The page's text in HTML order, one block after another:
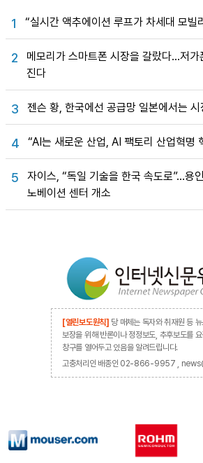
1 “실시간 액추에이션 루프가 차세대 모빌
2
메모리가 스마트폰 시장을 갈랐다…저가
진다
3 젠슨 황, 한국에선 공급망 일본에서는 시
4 “AI는 새로운 산업, AI 팩토리 산업혁명
5
자이스, “독일 기술을 한국 속도로”…용
노베이션 센터 개소
[열린보도원칙] 당 매체는 독자와 취재원 등
보장을 위해 반론이나 정정보도, 추후보도를
창구를 열어두고 있음을 알려드립니다.
고충처리인 배종인 02-866-9957 ,